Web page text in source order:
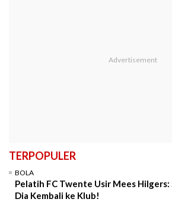
TERPOPULER
BOLA
Pelatih FC Twente Usir Mees Hilgers:
Dia Kembali ke Klub!